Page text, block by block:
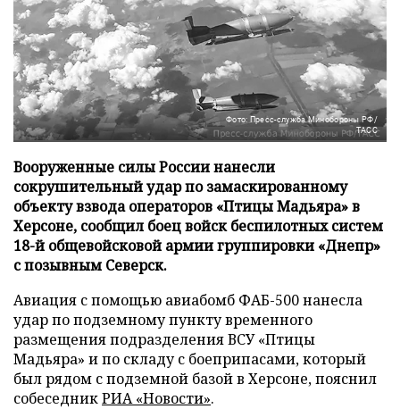
Фото: Пресс-служба Минобороны РФ/
ТАСС
Вооруженные силы России нанесли
сокрушительный удар по замаскированному
объекту взвода операторов «Птицы Мадьяра» в
Херсоне, сообщил боец войск беспилотных систем
18-й общевойсковой армии группировки «Днепр»
с позывным Северск.
Авиация с помощью авиабомб ФАБ-500 нанесла
удар по подземному пункту временного
размещения подразделения ВСУ «Птицы
Мадьяра» и по складу с боеприпасами, который
был рядом с подземной базой в Херсоне, пояснил
собеседникРИА «Новости».